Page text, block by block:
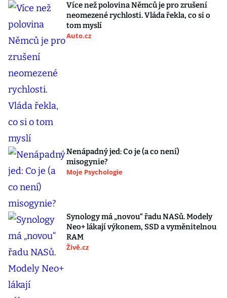
Více než polovina Němců je pro zrušení
neomezené rychlosti. Vláda řekla, co si o
tom myslí
Auto.cz
Nenápadný jed: Co je (a co není)
misogynie?
Moje Psychologie
Synology má „novou“ řadu NASů. Modely
Neo+ lákají výkonem, SSD a vyměnitelnou
RAM
Živě.cz